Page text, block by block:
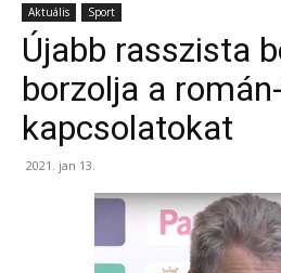
Aktuális Sport
Újabb rasszista
borzolja a
kapcsolatokat
2021. jan 13.